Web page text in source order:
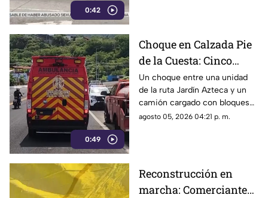
0:42
0:49
Choque en Calzada Pie
de la Cuesta: Cinco
lesionados tras
impacto entre combi y
camión de carga
Un choque entre una unidad
de la ruta Jardín Azteca y un
camión cargado con bloques
de concreto movilizó a los
agosto 05, 2026 04:21 p. m.
Reconstrucción en
marcha: Comerciantes